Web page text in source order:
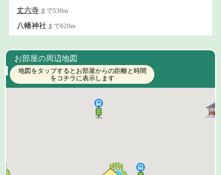
丈六寺 まで530m
八幡神社 まで620m
お部屋の周辺地図
地図をタップするとお部屋からの距離と時間
をコチラに表示します